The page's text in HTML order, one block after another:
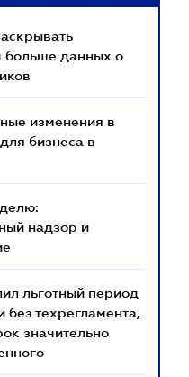
больше данных о
изменения в
бизнеса в
надзор и
льготный период
без техрегламента,
значительно